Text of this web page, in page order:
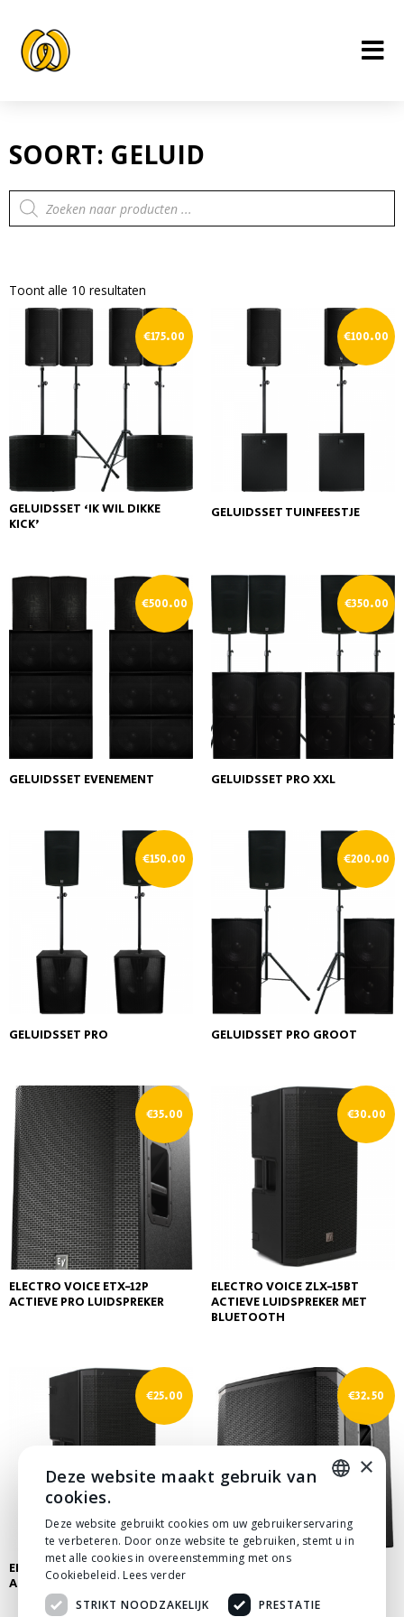
inhoud
SOORT: GELUID
Producten
zoeken
Toont alle 10 resultaten
GELUIDSSET ‘IK WIL DIKKE
KICK’
€175.00
GELUIDSSET TUINFEESTJE
€100.00
GELUIDSSET EVENEMENT
€500.00
GELUIDSSET PRO XXL
€350.00
GELUIDSSET PRO
€150.00
GELUIDSSET PRO GROOT
€200.00
ELECTRO VOICE ETX-12P
ACTIEVE PRO LUIDSPREKER
€35.00
ELECTRO VOICE ZLX-15BT
ACTIEVE LUIDSPREKER MET
BLUETOOTH
€30.00
ELECTRO VOICE ZLX-15P
ACTIEVE LUIDSPREKER
€25.00
ELECTRO VOICE ELX200-18SP
€32.50
DUTCH
×
Deze website maakt gebruik van
cookies.
Deze website gebruikt cookies om uw gebruikerservaring
te verbeteren. Door onze website te gebruiken, stemt u in
met alle cookies in overeenstemming met ons
Cookiebeleid. Lees verder
STRIKT NOODZAKELIJK
PRESTATIE